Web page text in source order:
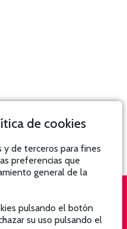
SUSCRÍBETE
de cookies
y de terceros para fines
preferencias que
general de la
pulsando el botón
su uso pulsando el